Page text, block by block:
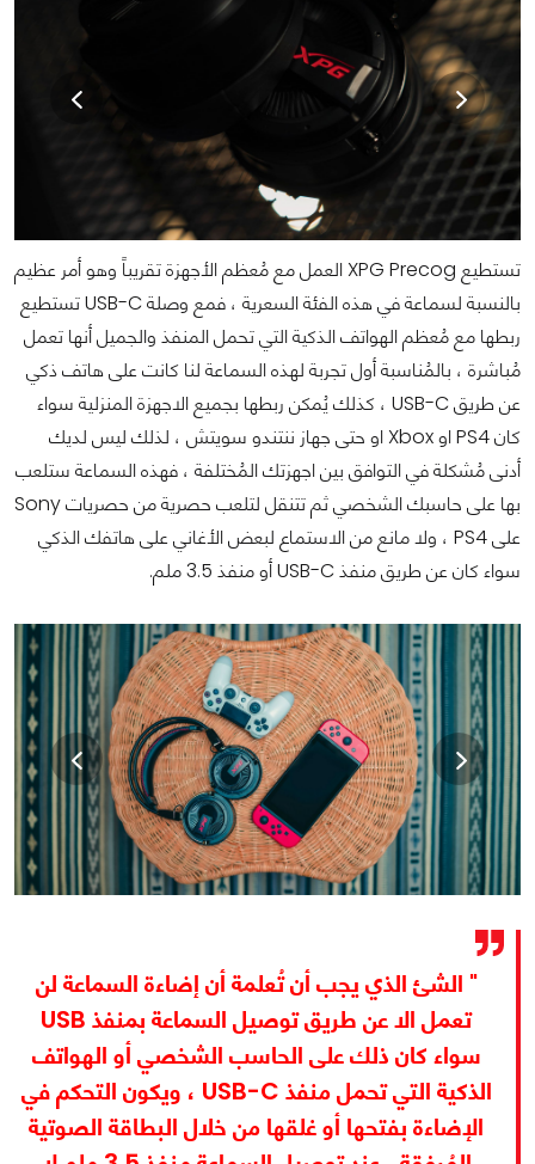
تستطيع XPG Precog العمل مع مُعظم الأجهزة تقريباً وهو أمر عظيم
بالنسبة لسماعة في هذه الفئة السعرية ، فمع وصلة USB-C تستطيع
ربطها مع مُعظم الهواتف الذكية التي تحمل المنفذ والجميل أنها تعمل
مُباشرة ، بالمُناسبة أول تجربة لهذه السماعة لنا كانت على هاتف ذكي
عن طريق USB-C ، كذلك يُمكن ربطها بجميع الاجهزة المنزلية سواء
كان PS4 او Xbox او حتى جهاز ننتندو سويتش ، لذلك ليس لديك
أدنى مُشكلة في التوافق بين اجهزتك المُختلفة ، فهذه السماعة ستلعب
بها على حاسبك الشخصي ثم تتنقل لتلعب حصرية من حصريات Sony
على PS4 ، ولا مانع من الاستماع لبعض الأغاني على هاتفك الذكي
سواء كان عن طريق منفذ USB-C أو منفذ 3.5 ملم.
" الشئ الذي يجب أن تُعلمة أن إضاءة السماعة لن
تعمل الا عن طريق توصيل السماعة بمنفذ USB
سواء كان ذلك على الحاسب الشخصي أو الهواتف
الذكية التي تحمل منفذ USB-C ، ويكون التحكم في
الإضاءة بفتحها أو غلقها من خلال البطاقة الصوتية